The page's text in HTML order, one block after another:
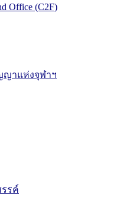
Office (C2F)
าแห่งจุฬาฯ
รค์